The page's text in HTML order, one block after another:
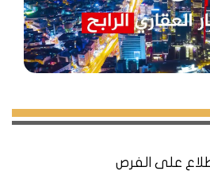
على الفرص